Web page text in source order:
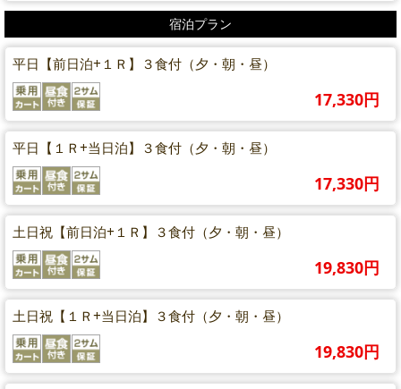
宿泊プラン
平日【前日泊+１Ｒ】３食付（夕・朝・昼）
17,330円
平日【１Ｒ+当日泊】３食付（夕・朝・昼）
17,330円
土日祝【前日泊+１Ｒ】３食付（夕・朝・昼）
19,830円
土日祝【１Ｒ+当日泊】３食付（夕・朝・昼）
19,830円